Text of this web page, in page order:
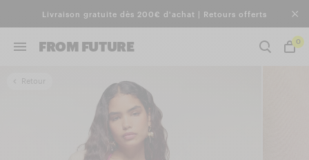
Livraison gratuite dès 200€ d'achat | Retours offerts
FROM FUTURE 0
Retour